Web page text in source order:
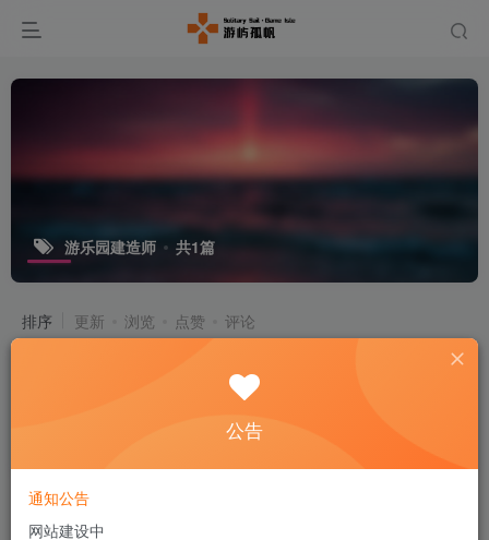
游乐园建造师 共1篇
排序 更新 浏览 点赞 评论
游乐园建造师/Parkitect v1.7a 官方中
文版 1.12G
付费资源 ￥5
公告
通知公告
网站建设中